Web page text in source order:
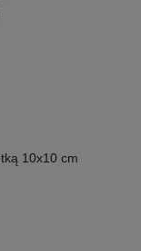
10x10 cm